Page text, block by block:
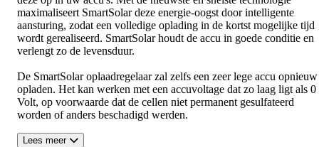
maximaliseert SmartSolar deze energie-oogst door intelligente
aansturing, zodat een volledige oplading in de kortst mogelijke tijd
wordt gerealiseerd. SmartSolar houdt de accu in goede conditie en
verlengt zo de levensduur.
De SmartSolar oplaadregelaar zal zelfs een zeer lege accu opnieuw
opladen. Het kan werken met een accuvoltage dat zo laag ligt als 0
Volt, op voorwaarde dat de cellen niet permanent gesulfateerd
worden of anders beschadigd werden.
Lees meer